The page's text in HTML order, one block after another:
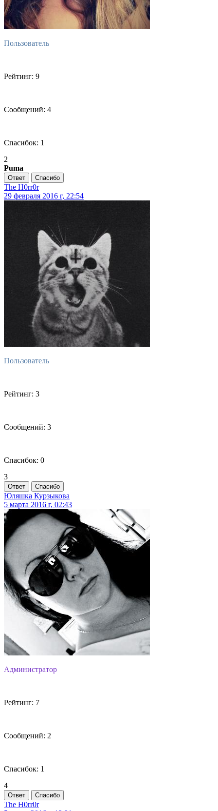
Пользователь
Рейтинг: 9
Сообщений: 4
Спасибок: 1
2
Puma
Ответ Спасибо
The H0rr0r
29 февраля 2016 г, 22:54
Пользователь
Рейтинг: 3
Сообщений: 3
Спасибок: 0
3
Ответ Спасибо
Юляшка Курзыкова
5 марта 2016 г, 02:43
Администратор
Рейтинг: 7
Сообщений: 2
Спасибок: 1
4
Ответ Спасибо
The H0rr0r